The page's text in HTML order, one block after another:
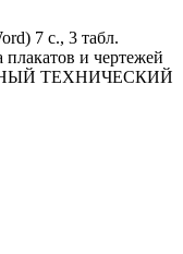
7 с., 3 табл.
и чертежей
ТЕХНИЧЕСКИЙ